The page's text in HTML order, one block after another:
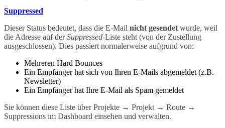
Suppressed
Dieser Status bedeutet, dass die E-Mail nicht gesendet wurde, weil
die Adresse auf derSuppressed-Liste steht (von der Zustellung
ausgeschlossen). Dies passiert normalerweise aufgrund von:
Mehreren Hard Bounces
Ein Empfänger hat sich von Ihren E-Mails abgemeldet (z.B.
Newsletter)
Ein Empfänger hat Ihre E-Mail als Spam gemeldet
Sie können diese Liste über Projekte → Projekt → Route →
Suppressions im Dashboard einsehen und verwalten.